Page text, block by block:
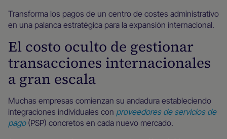
Transforma los pagos de un centro de costes administrativo
en una palanca estratégica para la expansión internacional.
El costo oculto de gestionar
transacciones internacionales
a gran escala
Muchas empresas comienzan su andadura estableciendo
integraciones individuales con proveedores de servicios de
pago(PSP) concretos en cada nuevo mercado.